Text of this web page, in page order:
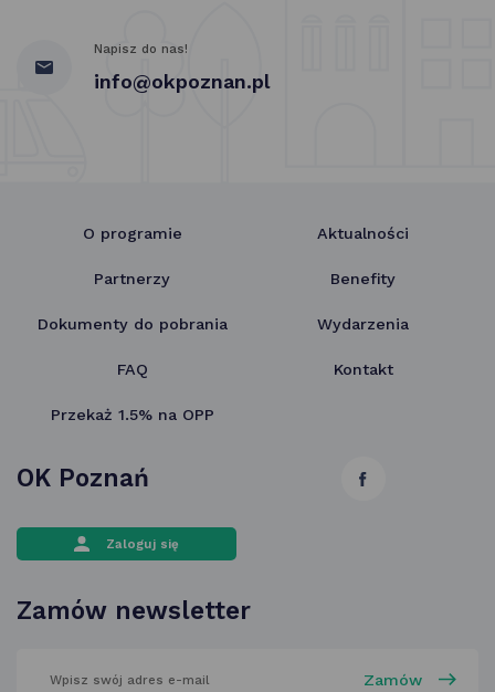
Napisz do nas!
info@okpoznan.pl
O programie Aktualności
Partnerzy Benefity
Dokumenty do pobrania Wydarzenia
FAQ Kontakt
Przekaż 1.5% na OPP
link
OK Poznań
Zaloguj się
Zamów newsletter